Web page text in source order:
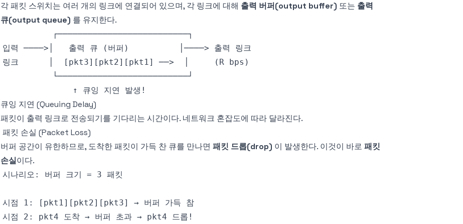
각 패킷 스위치는 여러 개의 링크에 연결되어 있으며, 각 링크에 대해 출력 버퍼(output buffer) 또는 출력
큐(output queue) 를 유지한다.
큐잉 지연 (Queuing Delay)
패킷이 출력 링크로 전송되기를 기다리는 시간이다. 네트워크 혼잡도에 따라 달라진다.
패킷 손실 (Packet Loss)
버퍼 공간이 유한하므로, 도착한 패킷이 가득 찬 큐를 만나면 패킷 드롭(drop) 이 발생한다. 이것이 바로 패킷
손실이다.